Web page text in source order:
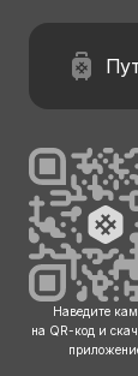
Наведите
на QR-код и